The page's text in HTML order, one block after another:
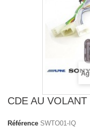
CDE AU
Référence SWTO01-IQ